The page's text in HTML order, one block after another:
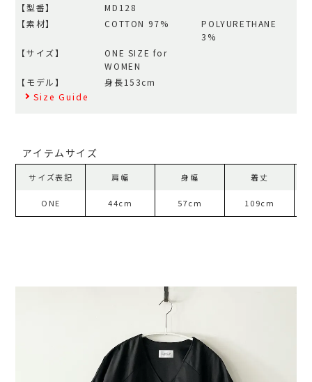
【型番】
MD128
【素材】
COTTON 97%
POLYURETHANE
3%
【サイズ】
ONE SIZE for
WOMEN
【モデル】
身長153cm
Size Guide
アイテムサイズ
サイズ表記 肩幅 身幅 着丈
ONE 44cm 57cm 109cm